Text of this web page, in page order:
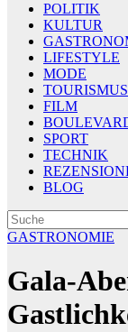
POLITIK
KULTUR
LIFESTYLE
MODE
TOURISMUS
FILM
SPORT
TECHNIK
BLOG
GASTRONOMIE
Gala-